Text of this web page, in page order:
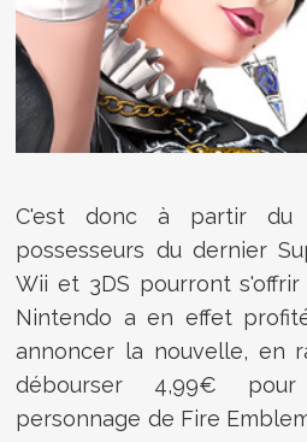
C'est donc à partir
possesseurs du dernier
Wii et 3DS pourront
Nintendo a en effet
annoncer la nouvelle, en
débourser 4,99€
personnage de Fire